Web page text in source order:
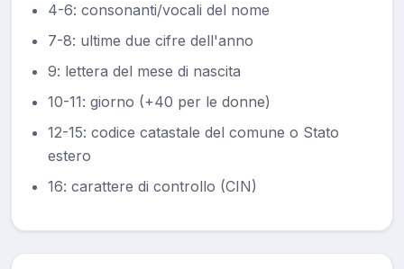
4-6: consonanti/vocali del nome
7-8: ultime due cifre dell'anno
9: lettera del mese di nascita
10-11: giorno (+40 per le donne)
12-15: codice catastale del comune o Stato
estero
16: carattere di controllo (CIN)